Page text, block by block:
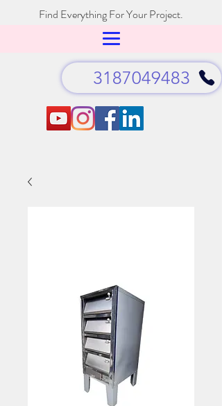
Find Everything For Your Project.
3187049483